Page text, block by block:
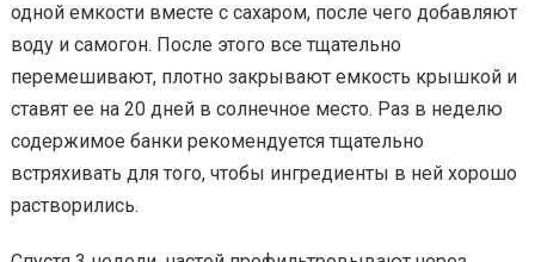
одной емкости вместе с сахаром, после чего добавляют
воду и самогон. После этого все тщательно
перемешивают, плотно закрывают емкость крышкой и
ставят ее на 20 дней в солнечное место. Раз в неделю
содержимое банки рекомендуется тщательно
встряхивать для того, чтобы ингредиенты в ней хорошо
растворились.